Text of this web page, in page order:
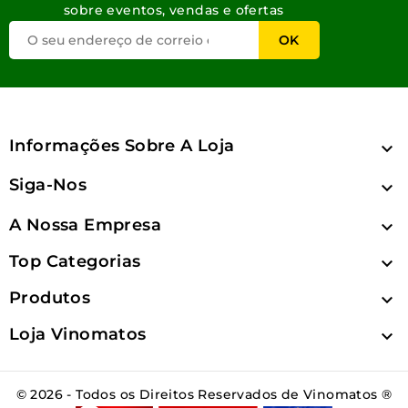
sobre eventos, vendas e ofertas
Informações Sobre A Loja 
Siga-Nos 
A Nossa Empresa 
Top Categorias 
Produtos 
Loja Vinomatos 
© 2026 - Todos os Direitos Reservados de Vinomatos ®